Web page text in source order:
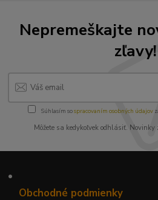
Nepremeškajte
zľavy!
Súhlasím sospracovaním osobných údajov
Môžete sa kedykoľvek odhlásiť.
•
Obchodné podmienky